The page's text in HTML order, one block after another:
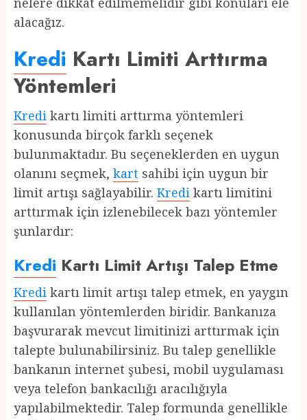
alacağız.
Kredi Kartı Limiti Arttırma
Yöntemleri
Kredi kartı limiti arttırma yöntemleri
konusunda birçok farklı seçenek
bulunmaktadır. Bu seçeneklerden en uygun
olanını seçmek, kart sahibi için uygun bir
limit artışı sağlayabilir. Kredi kartı limitini
arttırmak için izlenebilecek bazı yöntemler
şunlardır:
Kredi Kartı Limit Artışı Talep Etme
Kredi kartı limit artışı talep etmek, en yaygın
kullanılan yöntemlerden biridir. Bankanıza
başvurarak mevcut limitinizi arttırmak için
talepte bulunabilirsiniz. Bu talep genellikle
bankanın internet şubesi, mobil uygulaması
veya telefon bankacılığı aracılığıyla
yapılabilmektedir. Talep formunda genellikle